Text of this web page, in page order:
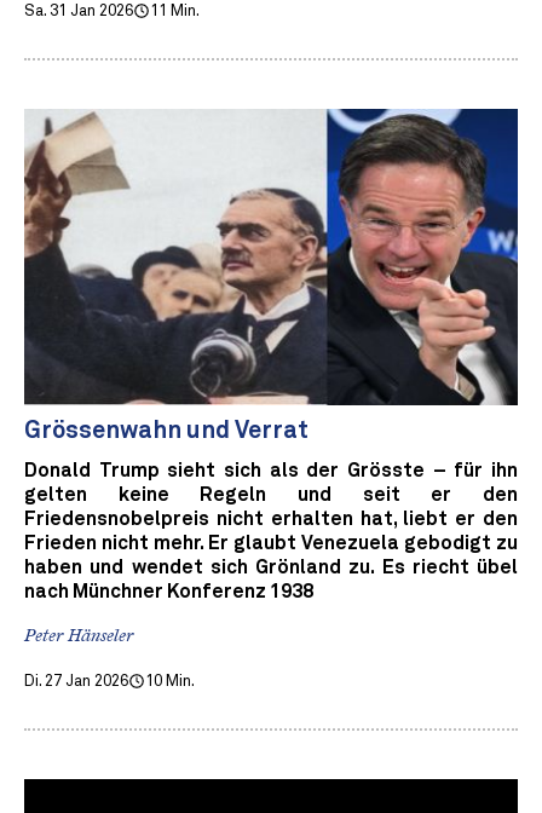
Sa. 31 Jan 2026 11 Min.
Grössenwahn und Verrat
Donald Trump sieht sich als der Grösste – für ihn
gelten keine Regeln und seit er den
Friedensnobelpreis nicht erhalten hat, liebt er den
Frieden nicht mehr. Er glaubt Venezuela gebodigt zu
haben und wendet sich Grönland zu. Es riecht übel
nach Münchner Konferenz 1938
Peter Hänseler
Di. 27 Jan 2026 10 Min.